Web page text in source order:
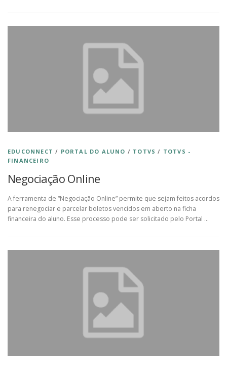
EDUCONNECT / PORTAL DO ALUNO / TOTVS / TOTVS -
FINANCEIRO
Negociação Online
A ferramenta de “Negociação Online” permite que sejam feitos acordos
para renegociar e parcelar boletos vencidos em aberto na ficha
financeira do aluno. Esse processo pode ser solicitado pelo Portal …